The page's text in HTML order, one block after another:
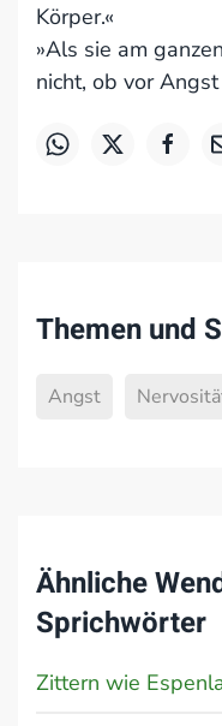
Körper.«
»Als sie am
nicht, ob vor
Themen und
Angst
Ähnliche
Sprichwörter
Zittern wie